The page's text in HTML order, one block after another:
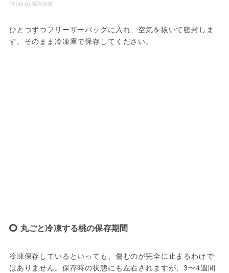
Photo by 稲吉永恵
ひとつずつフリーザーバッグに入れ、空気を抜いて密封しま
す。そのまま冷凍庫で保存してください。
丸ごと冷凍する桃の保存期間
冷凍保存しているといっても、傷むのが完全に止まるわけで
はありません。保存時の状態にも左右されますが、3〜4週間